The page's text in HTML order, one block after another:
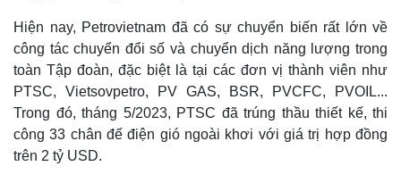
Thể thao
Lịch thi đấu bóng đá
Thế giới thể thao
eSports
Ô tô - Xe máy
Xe máy
Tư vấn
Hiện nay, Petrovietnam đã có sự chuyển biến rất lớn về
công tác chuyển đổi số và chuyển dịch năng lượng trong
toàn Tập đoàn, đặc biệt là tại các đơn vị thành viên như
PTSC, Vietsovpetro, PV GAS, BSR, PVCFC, PVOIL...
Trong đó, tháng 5/2023, PTSC đã trúng thầu thiết kế, thi
công 33 chân đế điện gió ngoài khơi với giá trị hợp đồng
trên 2 tỷ USD.